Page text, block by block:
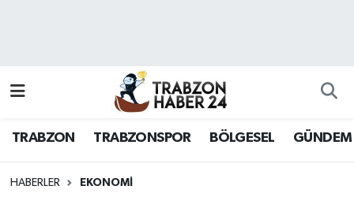
TRABZON TRABZONSPOR BÖLGESEL GÜNDEM
HABERLER EKONOMI
Hava Durumu
Namaz Vakitleri
Trafik Durumu